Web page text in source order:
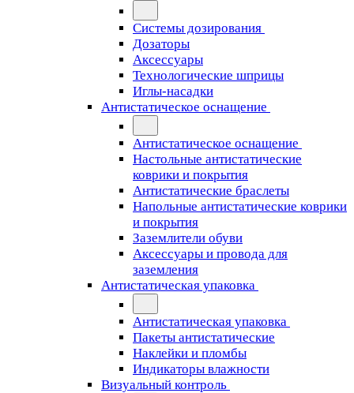
Системы дозирования
Дозаторы
Аксессуары
Технологические шприцы
Иглы-насадки
Антистатическое оснащение
Антистатическое оснащение
Настольные антистатические
коврики и покрытия
Антистатические браслеты
Напольные антистатические коврики
и покрытия
Заземлители обуви
Аксессуары и провода для
заземления
Антистатическая упаковка
Антистатическая упаковка
Пакеты антистатические
Наклейки и пломбы
Индикаторы влажности
Визуальный контроль